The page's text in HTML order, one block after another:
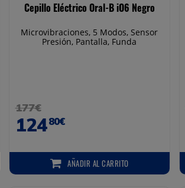
Cepillo Eléctrico Oral-B iO6 Negro
Microvibraciones, 5 Modos, Sensor
Presión, Pantalla, Funda
177€
12480€
AÑADIR AL CARRITO